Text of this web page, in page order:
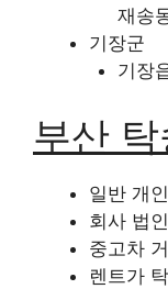
재송
기장군
기장
부산
일반 개
회사 법
중고차
렌트가